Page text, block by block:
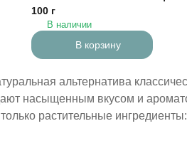
100 г
В наличии
В корзину
альтернатива
насыщенным вкусом и
растительные